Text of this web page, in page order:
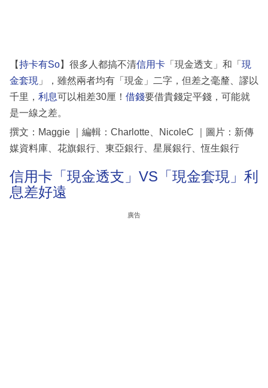
【持卡有So】很多人都搞不清信用卡 「現金透支」和「 現
金套現 」，雖然兩者均有「現金」二字，但差之毫釐、謬以
千里， 利息可以相差30厘！ 借錢要借貴錢定平錢，可能就
是一線之差。
撰文：Maggie ｜編輯：Charlotte、NicoleC ｜圖片：新傳
媒資料庫、花旗銀行、東亞銀行、星展銀行、恆生銀行
信用卡「現金透支」VS「現金套現」利
息差好遠
廣告